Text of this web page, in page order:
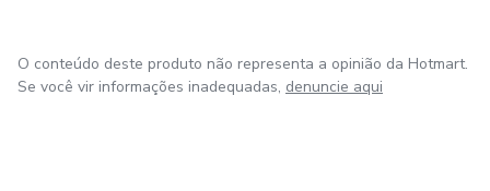
O conteúdo deste produto não representa a opinião da Hotmart.
Se você vir informações inadequadas, denuncie aqui